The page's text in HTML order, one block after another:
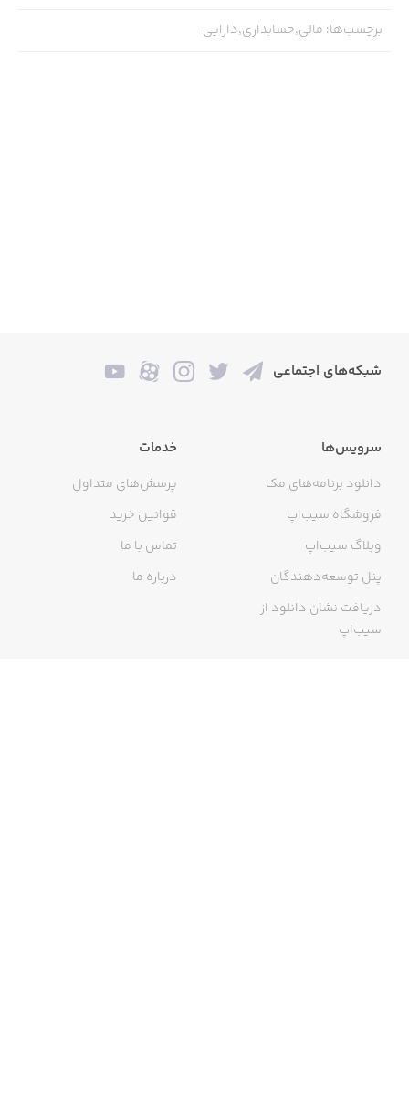
برچسب‌ها: مالی,حسابداری,دارایی
شبکه‌های اجتماعی
سرویس‌ها
دانلود برنامه‌های مک
فروشگاه سیب‌اپ
وبلاگ سیب‌اپ
پنل توسعه‌دهندگان
دریافت نشان دانلود از
سیب‌اپ
خدمات
پرسش‌های متداول
قوانین خرید
تماس با ما
درباره ما